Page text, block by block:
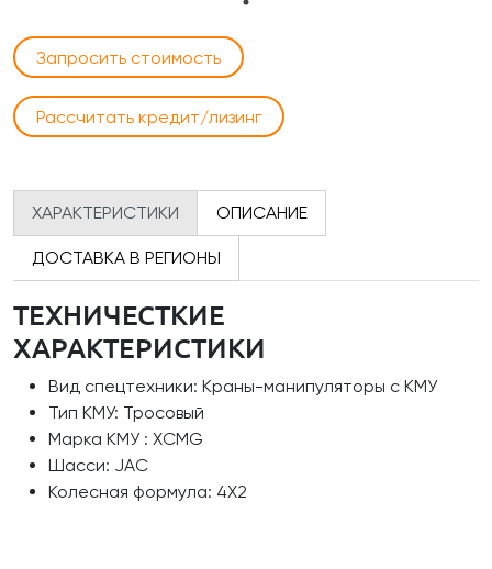
Запросить стоимость
Рассчитать кредит/лизинг
ХАРАКТЕРИСТИКИ ОПИСАНИЕ
ДОСТАВКА В РЕГИОНЫ
ТЕХНИЧЕСТКИЕ
ХАРАКТЕРИСТИКИ
Вид спецтехники: Краны-манипуляторы с КМУ
Тип КМУ: Тросовый
Марка КМУ : XCMG
Шасси: JAC
Колесная формула: 4Х2